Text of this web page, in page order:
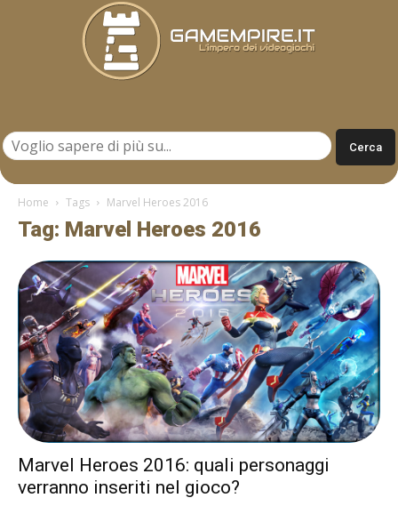
Home Tags Marvel Heroes 2016
Tag: Marvel Heroes 2016
Marvel Heroes 2016: quali personaggi
verranno inseriti nel gioco?